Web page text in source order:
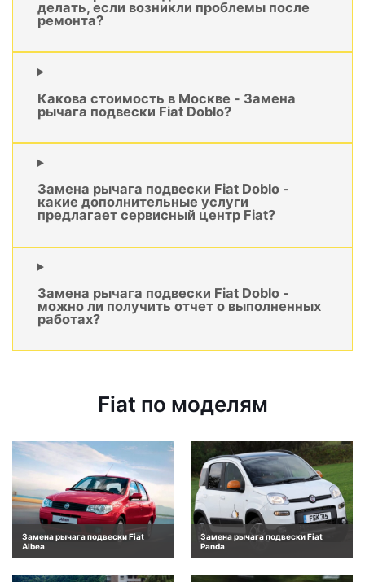
делать, если возникли проблемы после
ремонта?
Какова стоимость в Москве - Замена
рычага подвески Fiat Doblo?
Замена рычага подвески Fiat Doblo -
какие дополнительные услуги
предлагает сервисный центр Fiat?
Замена рычага подвески Fiat Doblo -
можно ли получить отчет о выполненных
работах?
Fiat по моделям
Замена рычага подвески Fiat
Albea
Замена рычага подвески Fiat
Panda